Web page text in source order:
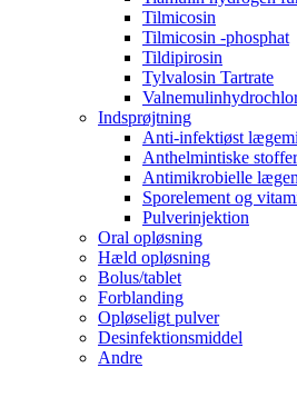
Tilmicosin
Tilmicosin -phosphat
Tildipirosin
Tylvalosin Tartrate
Indsprøjtning
Anti-infektiøst
Anthelmintiske stoffer
Antimikrobielle
Sporelement og
Pulverinjektion
Oral opløsning
Hæld opløsning
Bolus/tablet
Forblanding
Opløseligt pulver
Desinfektionsmiddel
Andre